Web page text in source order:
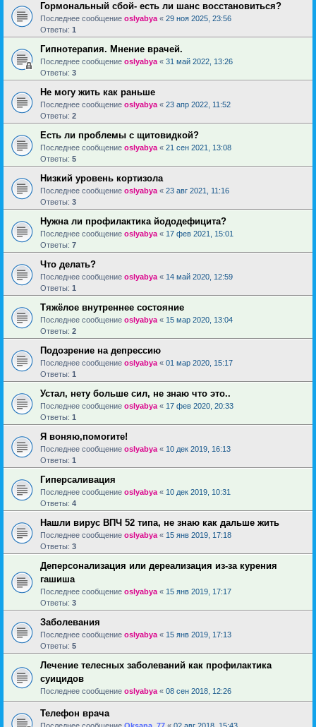
Гормональный сбой- есть ли шанс восстановиться?
Последнее сообщение oslyabya « 29 ноя 2025, 23:56
Ответы: 1
Гипнотерапия. Мнение врачей.
Последнее сообщение oslyabya « 31 май 2022, 13:26
Ответы: 3
Не могу жить как раньше
Последнее сообщение oslyabya « 23 апр 2022, 11:52
Ответы: 2
Есть ли проблемы с щитовидкой?
Последнее сообщение oslyabya « 21 сен 2021, 13:08
Ответы: 5
Низкий уровень кортизола
Последнее сообщение oslyabya « 23 авг 2021, 11:16
Ответы: 3
Нужна ли профилактика йододефицита?
Последнее сообщение oslyabya « 17 фев 2021, 15:01
Ответы: 7
Что делать?
Последнее сообщение oslyabya « 14 май 2020, 12:59
Ответы: 1
Тяжёлое внутреннее состояние
Последнее сообщение oslyabya « 15 мар 2020, 13:04
Ответы: 2
Подозрение на депрессию
Последнее сообщение oslyabya « 01 мар 2020, 15:17
Ответы: 1
Устал, нету больше сил, не знаю что это..
Последнее сообщение oslyabya « 17 фев 2020, 20:33
Ответы: 1
Я воняю,помогите!
Последнее сообщение oslyabya « 10 дек 2019, 16:13
Ответы: 1
Гиперсаливация
Последнее сообщение oslyabya « 10 дек 2019, 10:31
Ответы: 4
Нашли вирус ВПЧ 52 типа, не знаю как дальше жить
Последнее сообщение oslyabya « 15 янв 2019, 17:18
Ответы: 3
Деперсонализация или дереализация из-за курения
гашиша
Последнее сообщение oslyabya « 15 янв 2019, 17:17
Ответы: 3
Заболевания
Последнее сообщение oslyabya « 15 янв 2019, 17:13
Ответы: 5
Лечение телесных заболеваний как профилактика
суицидов
Последнее сообщение oslyabya « 08 сен 2018, 12:26
Телефон врача